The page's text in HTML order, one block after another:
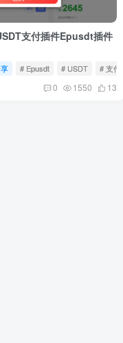
支付插件Epusdt插件
# Epusdt # USDT # 支付
0 1550 13